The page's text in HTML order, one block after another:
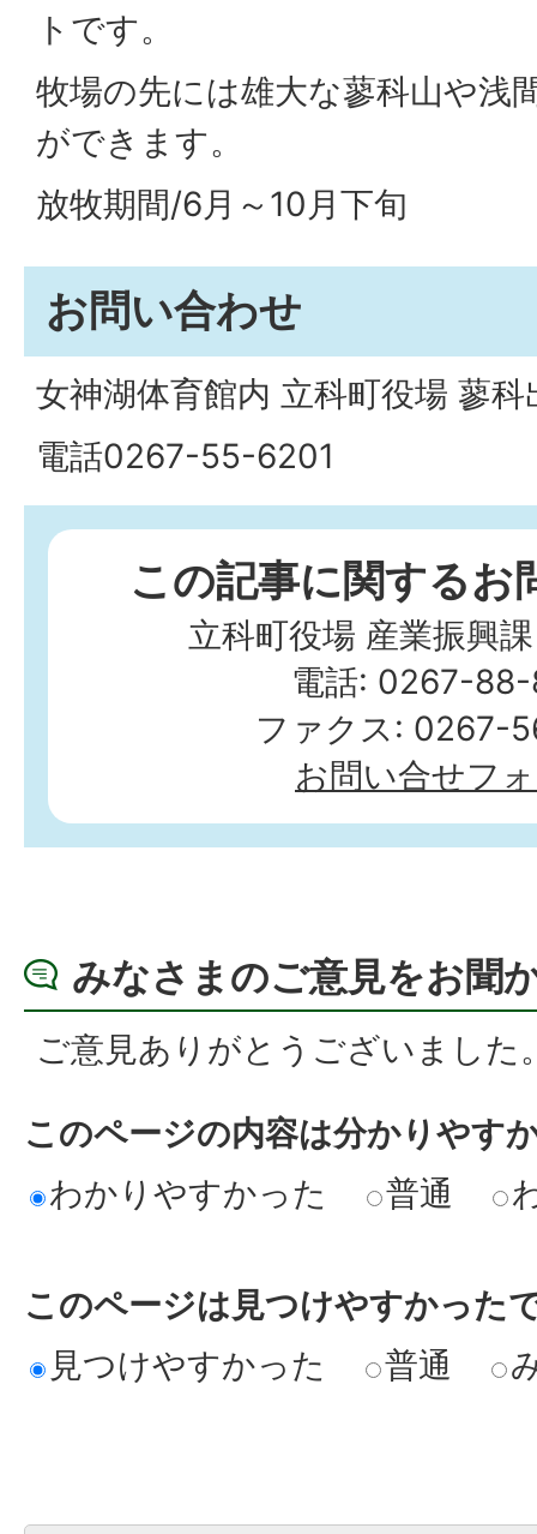
トです。
牧場の先には雄大な蓼科山や浅
ができます。
放牧期間/6月～10月下旬
お問い合わせ
女神湖体育館内 立科町役場 蓼科
電話0267-55-6201
この記事に関するお
立科町役場 産業振興
電話: 0267-
ファクス: 0267-
お問い合せフ
みなさまのご意見をお聞
ご意見ありがとうございました
このページの内容は分かりやす
わかりやすかった
普通
このページは見つけやすかった
見つけやすかった
普通